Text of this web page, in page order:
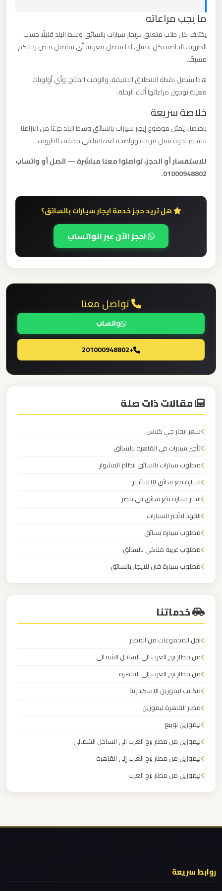
ما يجب مراعاته
يختلف كل طلب متعلق بـإيجار سيارات بالسائق وسط البلد قليلًا حسب
الظروف الخاصة بكل عميل، لذا نفضل معرفة أي تفاصيل تخص رحلتكم
مسبقًا.
هذا يشمل نقطة الانطلاق الدقيقة، والوقت المتاح، وأي أولويات
معينة تودون مراعاتها أثناء الرحلة.
خلاصة سريعة
باختصار، يمثل موضوع إيجار سيارات بالسائق وسط البلد جزءًا من التزامنا
بتقديم تجربة تنقل مريحة وواضحة لعملائنا في مختلف الظروف.
للاستفسار أو الحجز، تواصلوا معنا مباشرة — اتصل أو واتساب
01000948802.
هل تريد حجز خدمة ايجار سيارات بالسائق؟
احجز الآن عبر الواتساب
تواصل معنا
واتساب
+201000948802
مقالات ذات صلة
سعر ايجار جي كلاس
تأجير سيارات في القاهرة بالسائق
مطلوب سيارات بالسائق بنظام المشوار
سيارة مع سائق للاستئجار
ايجار سيارة مع سائق في مصر
الفهد لتأجير السيارات
مطلوب سياره بسائق
مطلوب عربيه ملاكي بالسائق
مطلوب سيارة فان للايجار بالسائق
الكابتن لايجار السيارات
خدماتنا
نقل المجموعات من المطار
من مطار برج العرب الى الساحل الشمالي
من مطار برج العرب إلى القاهرة
مكاتب ليموزين الاسكندرية
مطار القاهرة ليموزين
ليموزين نويبع
ليموزين من مطار برج العرب الى الساحل الشمالي
ليموزين من مطار برج العرب إلى القاهرة
ليموزين من مطار برج العرب
ليموزين من مطار القاهرة
ليموزين من القاهرة الى مطار برج العرب
ليموزين مطار شرم الشيخ
ليموزين
مرسي
مطروح
ليموزين
مطار
الشيخ
ليموزين
مطار
سفنكس
ليموزين
والإسكندرية
ليموزين
العرب
مرسي
مطروح
ليموزين
الدولي
ليموزين
العرب
الاسكندرية
ليموزين
مطار
برج
العرب
اسكندرية
ليموزين
العرب
ليموزين
القاهرة
اسكندرية
القاهرة
ليموزين
روابط سريعة